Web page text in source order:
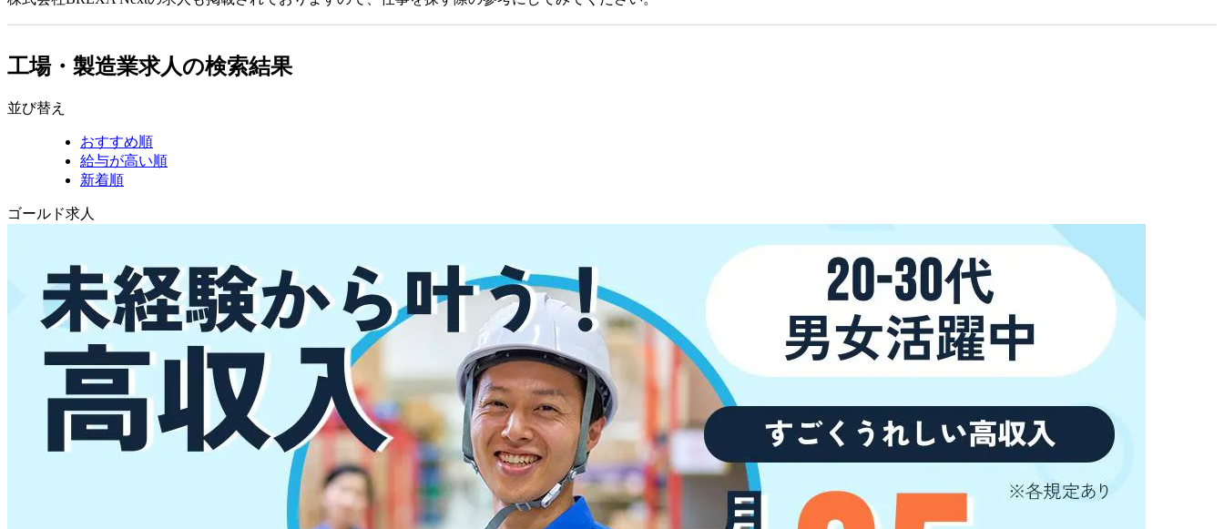
工場・製造業求人の検索結果
並び替え
おすすめ順
給与が高い順
新着順
ゴールド求人